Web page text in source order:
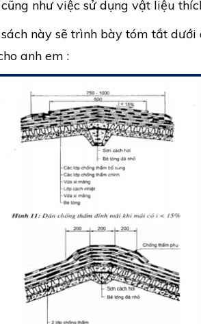
như việc sử dụng vật liệu
này sẽ trình bày tóm tắt
anh em :